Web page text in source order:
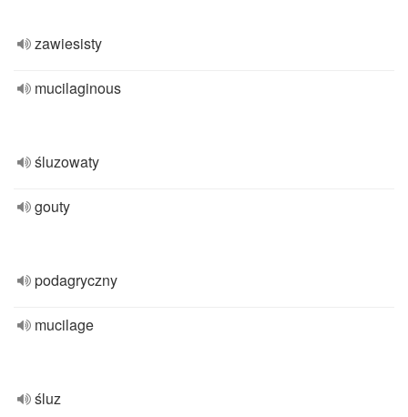
zawiesisty
mucilaginous
śluzowaty
gouty
podagryczny
mucilage
śluz